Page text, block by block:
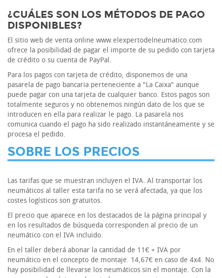
¿CUÁLES SON LOS MÉTODOS DE PAGO
DISPONIBLES?
El sitio web de venta online www.elexpertodelneumatico.com
ofrece la posibilidad de pagar el importe de su pedido con tarjeta
de crédito o su cuenta de PayPal.
Para los pagos con tarjeta de crédito, disponemos de una
pasarela de pago bancaria perteneciente a "La Caixa" aunque
puede pagar con una tarjeta de cualquier banco. Estos pagos son
totalmente seguros y no obtenemos ningún dato de los que se
introducen en ella para realizar le pago. La pasarela nos
comunica cuando el pago ha sido realizado instantáneamente y se
procesa el pedido.
SOBRE LOS PRECIOS
Las tarifas que se muestran incluyen el IVA. Al transportar los
neumáticos al taller esta tarifa no se verá afectada, ya que los
costes logísticos son gratuitos.
El precio que aparece en los destacados de la página principal y
en los resultados de búsqueda corresponden al precio de un
neumático con el IVA incluido.
En el taller deberá abonar la cantidad de 11€ + IVA por
neumático en el concepto de montaje. 14,67€ en caso de 4x4. No
hay posibilidad de llevarse los neumáticos sin el montaje. Con la